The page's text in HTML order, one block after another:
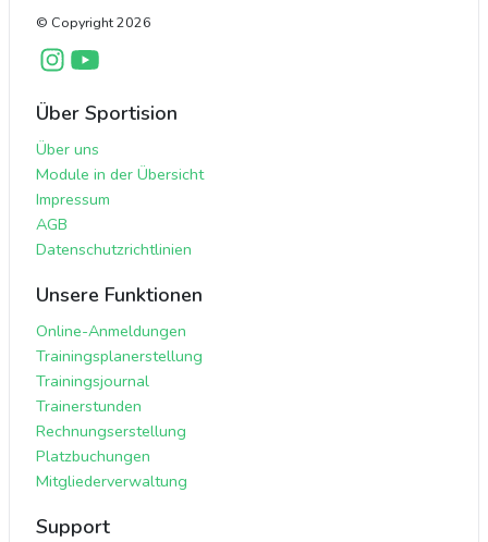
© Copyright2026
Über Sportision
Über uns
Module in der Übersicht
Impressum
AGB
Datenschutzrichtlinien
Unsere Funktionen
Online-Anmeldungen
Trainingsplanerstellung
Trainingsjournal
Trainerstunden
Rechnungserstellung
Platzbuchungen
Mitgliederverwaltung
Support